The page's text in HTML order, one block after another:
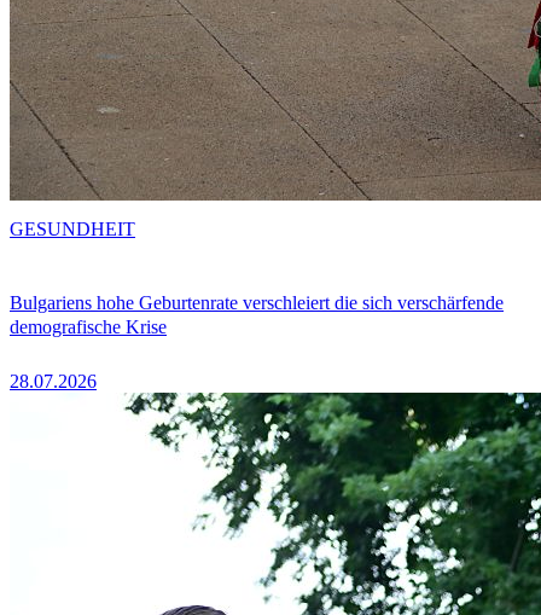
Bulgariens hohe Geburtenrate verschleiert die sich verschärfende
demografische Krise
28.07.2026
GESUNDHEIT